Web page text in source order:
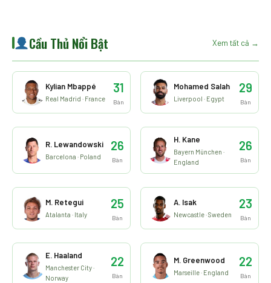
Cầu Thủ Nổi Bật Xem tất cả →
Kylian Mbappé
Real Madrid · France
31
Bàn
Mohamed Salah
Liverpool · Egypt
29
Bàn
R. Lewandowski
Barcelona · Poland
26
Bàn
H. Kane
Bayern München ·
England
26
Bàn
M. Retegui
Atalanta · Italy
25
Bàn
A. Isak
Newcastle · Sweden
23
Bàn
E. Haaland
Manchester City ·
Norway
22
Bàn
M. Greenwood
Marseille · England
22
Bàn